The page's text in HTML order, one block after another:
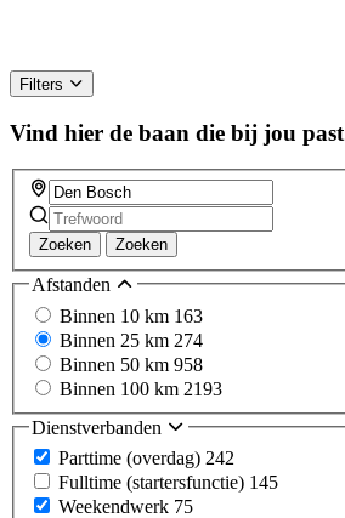
Filters
Vind hier de baan die bij jou past
Zoeken Zoeken
Afstanden
Binnen 10 km 163
Binnen 25 km 274
Binnen 50 km 958
Binnen 100 km 2193
Dienstverbanden
Parttime (overdag) 242
Fulltime (startersfunctie) 145
Weekendwerk 75